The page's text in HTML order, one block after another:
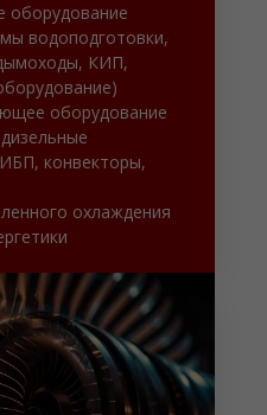
оборудование
водоподготовки,
КИП,
оборудование
конвекторы,
охлаждения